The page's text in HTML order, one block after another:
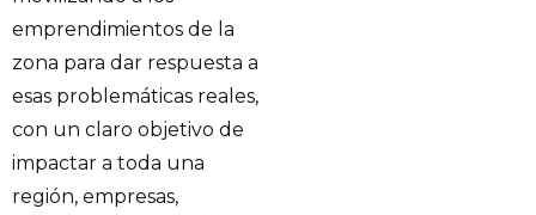
emprendimientos de la
zona para dar respuesta a
esas problemáticas reales,
con un claro objetivo de
impactar a toda una
región, empresas,